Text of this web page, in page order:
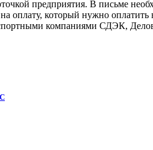
предприятия. В письме
оплату, который нужно
компаниями СДЭК,